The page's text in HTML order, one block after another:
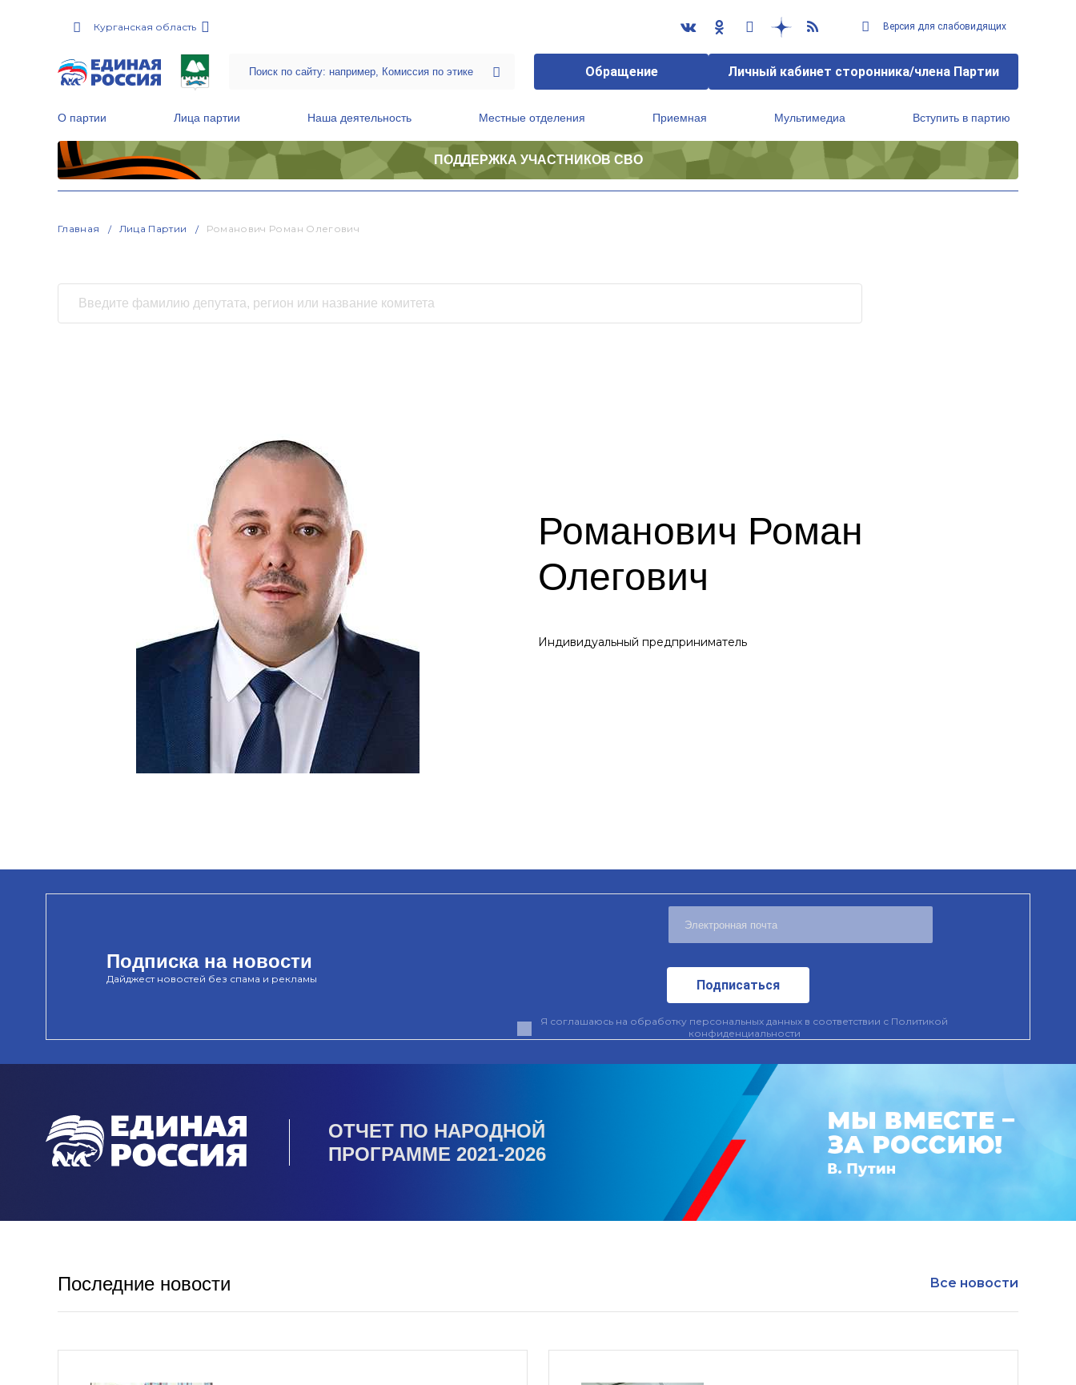
Курганская область Версия для слабовидящих
Обращение Личный кабинет сторонника/члена Партии
О партии Лица партии Наша деятельность Местные отделения Приемная Мультимедиа Вступить в партию
ПОДДЕРЖКА УЧАСТНИКОВ СВО
Главная Лица Партии Романович Роман Олегович
Романович Роман
Олегович
Индивидуальный предприниматель
Подписка на новости
Дайджест новостей без спама и рекламы Подписаться
Я соглашаюсь на обработку персональных данных в соответствии с Политикой
конфиденциальности
ОТЧЕТ ПО НАРОДНОЙ
ПРОГРАММЕ 2021-2026
Последние новости Все новости